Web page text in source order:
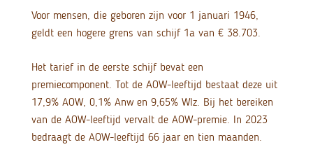
Voor mensen, die geboren zijn voor 1 januari 1946,
geldt een hogere grens van schijf 1a van € 38.703.
Het tarief in de eerste schijf bevat een
premiecomponent. Tot de AOW-leeftijd bestaat deze uit
17,9% AOW, 0,1% Anw en 9,65% Wlz. Bij het bereiken
van de AOW-leeftijd vervalt de AOW-premie. In 2023
bedraagt de AOW-leeftijd 66 jaar en tien maanden.